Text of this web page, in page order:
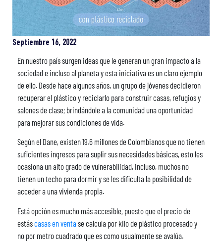
Septiembre 16, 2022
En nuestro país surgen ideas que le generan un gran impacto a la
sociedad e incluso al planeta y esta iniciativa es un claro ejemplo
de ello. Desde hace algunos años, un grupo de jóvenes decidieron
recuperar el plástico y reciclarlo para construir casas, refugios y
salones de clase; brindándole a la comunidad una oportunidad
para mejorar sus condiciones de vida.
Según el Dane, existen 19.6 millones de Colombianos que no tienen
suficientes ingresos para suplir sus necesidades básicas, esto les
ocasiona un alto grado de vulnerabilidad, incluso, muchos no
tienen un techo para dormir y se les dificulta la posibilidad de
acceder a una vivienda propia.
Está opción es mucho más accesible, puesto que el precio de
estáscasas en ventase calcula por kilo de plástico procesado y
no por metro cuadrado que es como usualmente se avalúa.